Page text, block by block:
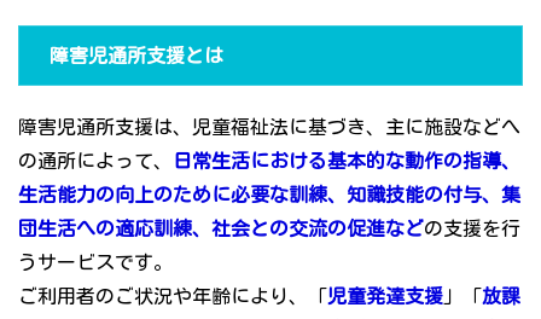
障害児通所支援とは
障害児通所支援は、児童福祉法に基づき、主に施設などへ
の通所によって、
日常生活における基本的な動作の指導、
生活能力の向上のために必要な訓練、知識技能の付与、集
団生活への適応訓練、社会との交流の促進などの支援を行
うサービスです。
ご利用者のご状況や年齢により、「児童発達支援 」「放課